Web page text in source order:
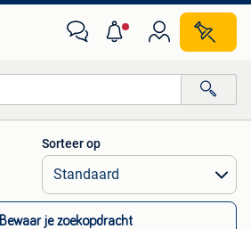
Alle afstanden…
Sorteer op
Bewaar je zoekopdracht